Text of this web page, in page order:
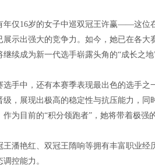
年仅16岁的女子中巡双冠王许赢——这位
展示出强大的竞争力。如今，她已在各
续成为新一代选手崭露头角的“成长之地
选手中，还有本赛季表现最出色的选手
级，展现出极高的稳定性与抗压能力，
为目前的“积分领跑者”，她将带着极
王潘艳红、双冠王隋响等拥有丰富职业
控能力。